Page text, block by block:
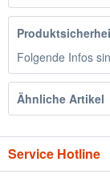
Folgende Infos
Ähnliche Artikel
Service Hotline